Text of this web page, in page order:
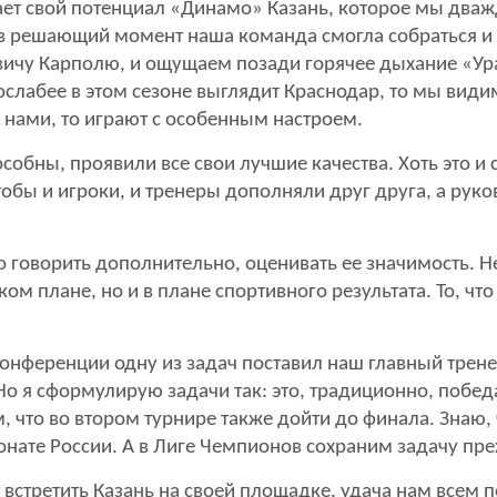
свой потенциал «Динамо» Казань, которое мы
решающий момент наша команда смогла собраться
Карполю, и ощущаем позади горячее дыхание
в этом сезоне выглядит Краснодар, то мы
то играют с особенным настроем.
проявили все свои лучшие качества. Хоть это
и игроки, и тренеры дополняли друг друга, а
дополнительно, оценивать ее значимость.
плане, но и в плане спортивного результата. То,
одну из задач поставил наш главный
я сформулирую задачи так: это, традиционно,
во втором турнире также дойти до финала. Знаю,
России. А в Лиге Чемпионов сохраним задачу
Казань на своей площадке, удача нам всем